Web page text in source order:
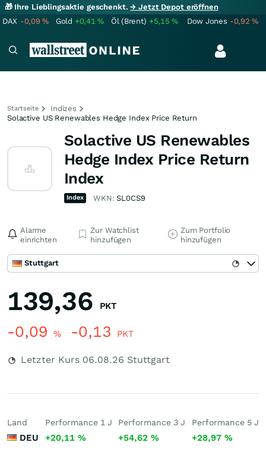
🎁 Ihre Lieblingsaktie geschenkt.→ Jetzt Depot eröffnen
DAX -0,09% Gold +0,41% Öl (Brent) +5,15% Dow Jones -0,92%
Startseite
Indizes
Solactive US Renewables Hedge Index Price Return
Solactive US Renewables
Hedge Index Price Return
Index
Index WKN:SL0CS9
Alarme
einrichten
Zur Watchlist
hinzufügen
Zum Portfolio
hinzufügen
Stuttgart
139,36 PKT
-0,09 % -0,13 PKT
Letzter Kurs 06.08.26 Stuttgart
Land
DEU
Performance 1 J
+20,11 %
Performance 3 J
+54,62%
Performance 5 J
+28,97 %